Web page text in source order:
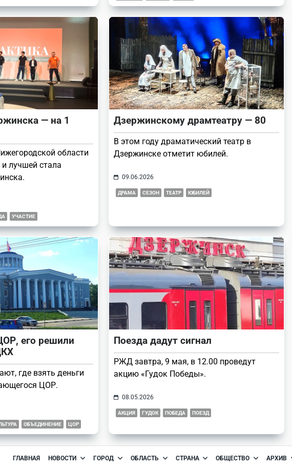
— на 1
области
и лучшей стала
УЧАСТИЕ
Дзержинскому драмтеатру — 80
В этом году драматический театр в
Дзержинске отметит юбилей.
09.06.2026
ДРАМА СЕЗОН ТЕАТР ЮБИЛЕЙ
его решили
где взять деньги
ЦОР.
ОБЪЕДИНЕНИЕ ЦОР
Поезда дадут сигнал
РЖД завтра, 9 мая, в 12.00 проведут
акцию «Гудок Победы».
08.05.2026
АКЦИЯ ГУДОК ПОБЕДА ПОЕЗД
ГЛАВНАЯ НОВОСТИ ГОРОД ОБЛАСТЬ СТРАНА ОБЩЕСТВО АРХИВ